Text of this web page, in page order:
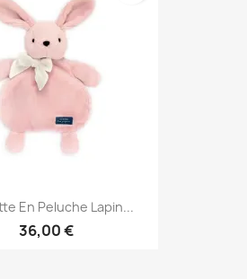
En Peluche Lapin...
36,00 €